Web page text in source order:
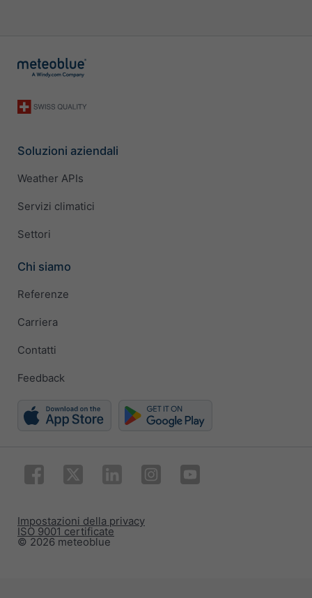
Soluzioni aziendali
Weather APIs
Servizi climatici
Settori
Chi siamo
Referenze
Carriera
Contatti
Feedback
© 2026 meteoblue
ISO 9001 certificate
Impostazioni della privacy